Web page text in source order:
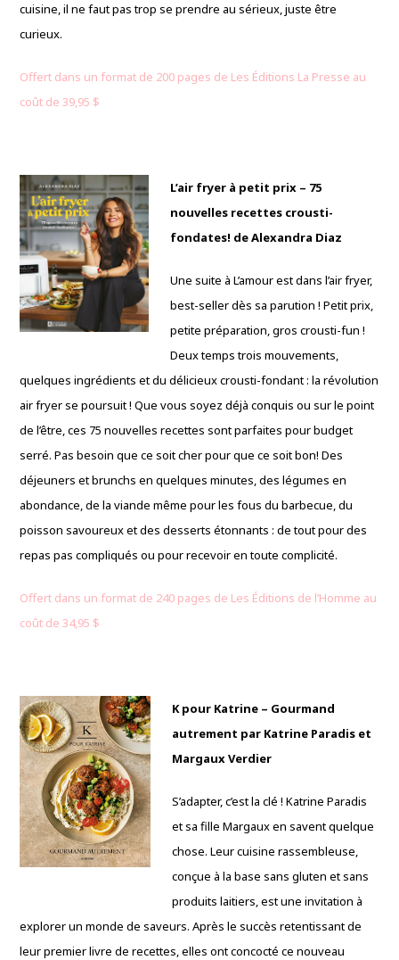
cuisine, il ne faut pas trop se prendre au sérieux, juste être
curieux.
Offert dans un format de 200 pages de Les Éditions La Presse au
coût de 39,95 $
L’air fryer à petit prix – 75
nouvelles recettes crousti-
fondates! de Alexandra Diaz
Une suite à L’amour est dans l’air fryer,
best-seller dès sa parution ! Petit prix,
petite préparation, gros crousti-fun !
Deux temps trois mouvements,
quelques ingrédients et du délicieux crousti-fondant : la révolution
air fryer se poursuit ! Que vous soyez déjà conquis ou sur le point
de l’être, ces 75 nouvelles recettes sont parfaites pour budget
serré. Pas besoin que ce soit cher pour que ce soit bon! Des
déjeuners et brunchs en quelques minutes, des légumes en
abondance, de la viande même pour les fous du barbecue, du
poisson savoureux et des desserts étonnants : de tout pour des
repas pas compliqués ou pour recevoir en toute complicité.
Offert dans un format de 240 pages de Les Éditions de l’Homme au
coût de 34,95 $
K pour Katrine – Gourmand
autrement par Katrine Paradis et
Margaux Verdier
S’adapter, c’est la clé ! Katrine Paradis
et sa fille Margaux en savent quelque
chose. Leur cuisine rassembleuse,
conçue à la base sans gluten et sans
produits laitiers, est une invitation à
explorer un monde de saveurs. Après le succès retentissant de
leur premier livre de recettes, elles ont concocté ce nouveau